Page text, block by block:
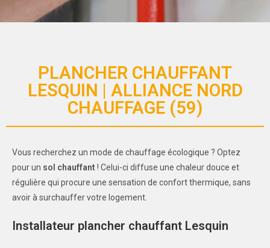
PLANCHER CHAUFFANT
LESQUIN | ALLIANCE NORD
CHAUFFAGE (59)
Vous recherchez un mode de chauffage écologique ? Optez
pour un sol chauffant ! Celui-ci diffuse une chaleur douce et
régulière qui procure une sensation de confort thermique, sans
avoir à surchauffer votre logement.
Installateur plancher chauffant Lesquin